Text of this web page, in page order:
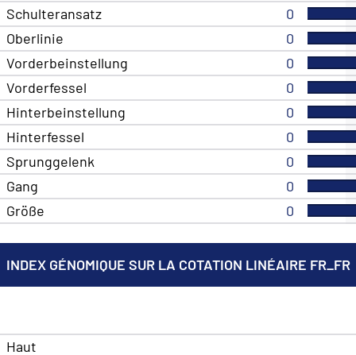
Schulteransatz
0
Oberlinie
0
Vorderbeinstellung
0
Vorderfessel
0
Hinterbeinstellung
0
Hinterfessel
0
Sprunggelenk
0
Gang
0
Größe
0
INDEX GÉNOMIQUE SUR LA COTATION LINÉAIRE FR_FR
Haut